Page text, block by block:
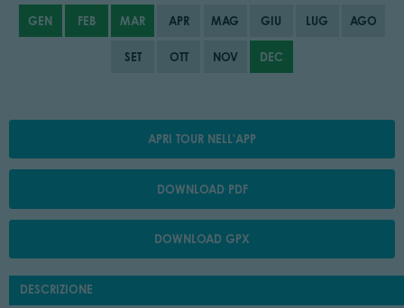
GEN FEB MAR APR MAG GIU LUG AGO
SET OTT NOV DEC
APRI TOUR NELL'APP
DOWNLOAD PDF
DOWNLOAD GPX
DESCRIZIONE